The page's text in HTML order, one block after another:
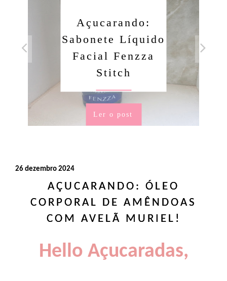
Açucarando:
Sabonete Líquido
Facial Fenzza
Stitch
Ler o post
26 dezembro 2024
AÇUCARANDO: ÓLEO
CORPORAL DE AMÊNDOAS
COM AVELÃ MURIEL!
Hello Açucaradas,